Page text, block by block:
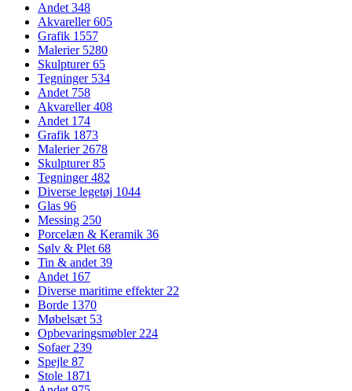
Andet348
Akvareller605
Grafik 1557
Malerier 5280
Skulpturer65
Tegninger 534
Andet 758
Akvareller408
Andet 174
Grafik 1873
Malerier2678
Skulpturer85
Tegninger482
Diverse legetøj 1044
Glas 96
Messing 250
Porcelæn & Keramik 36
Sølv & Plet68
Tin & andet39
Andet 167
Diverse maritime effekter22
Borde 1370
Møbelsæt 53
Opbevaringsmøbler224
Sofaer239
Spejle 87
Stole 1871